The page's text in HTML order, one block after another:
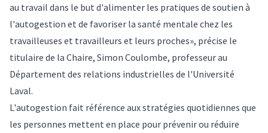
au travail dans le but d'alimenter les pratiques de soutien à
l'autogestion et de favoriser la santé mentale chez les
travailleuses et travailleurs et leurs proches», précise le
titulaire de la Chaire, Simon Coulombe, professeur au
Département des relations industrielles de l'Université
Laval.
L'autogestion fait référence aux stratégies quotidiennes que
les personnes mettent en place pour prévenir ou réduire